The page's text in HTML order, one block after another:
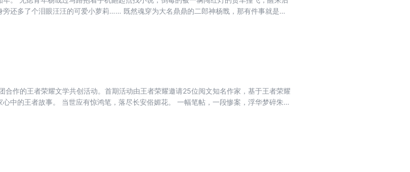
旁还多了个泪眼汪汪的可爱小萝莉…… 既然魂穿为大名鼎鼎的二郎神杨戬，那有件事就是必
合作的王者荣耀文学共创活动。首期活动由王者荣耀邀请25位阅文知名作家，基于王者荣耀
中的王者故事。 当世应有惊鸿笔，落尽长安俗媚花。 一幅笔帖，一段惨案，浮华梦碎朱